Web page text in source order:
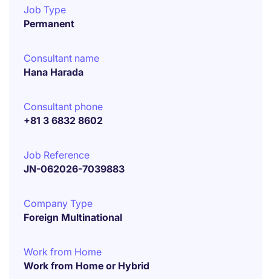
Job Type
Permanent
Consultant name
Hana Harada
Consultant phone
+81 3 6832 8602
Job Reference
JN-062026-7039883
Company Type
Foreign Multinational
Work from Home
Work from Home or Hybrid